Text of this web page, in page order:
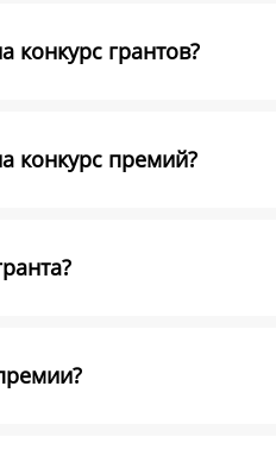
конкурс грантов?
конкурс премий?